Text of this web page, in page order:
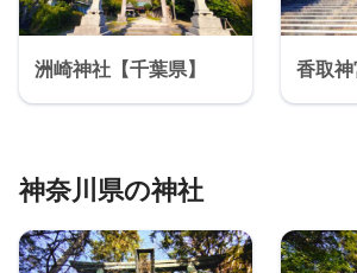
洲崎神社【千葉県】 香取神
神奈川県の神社